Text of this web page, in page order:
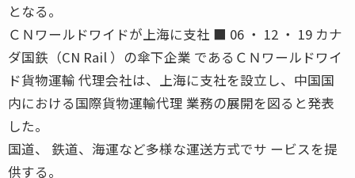
となる。
ＣＮワールドワイドが上海に支社 ■ 06 ・ 12 ・ 19 カナ
ダ国鉄（CN Rail ）の傘下企業 であるＣＮワールドワイ
ド貨物運輸 代理会社は、上海に支社を設立し、中国国
内における国際貨物運輸代理 業務の展開を図ると発表
した。
国道、 鉄道、海運など多様な運送方式でサ ービスを提
供する。